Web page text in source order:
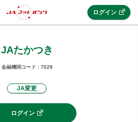
法人のお客様はこちら
新規申込み
ログイン
JAたかつき
金融機関コード : 7029
JA変更
ログイン